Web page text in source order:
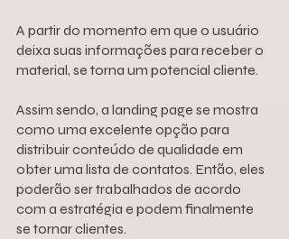
A partir do momento em que o usuário
deixa suas informações para receber o
material, se torna um potencial cliente.
Assim sendo, a landing page se mostra
como uma excelente opção para
distribuir conteúdo de qualidade em
obter uma lista de contatos. Então, eles
poderão ser trabalhados de acordo
com a estratégia e podem finalmente
se tornar clientes.